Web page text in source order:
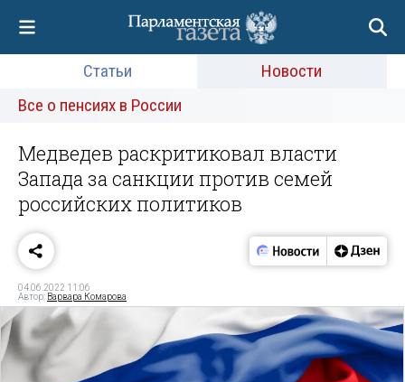
Статьи
Новости
Все о пенсиях в России
Медведев раскритиковал власти
Запада за санкции против семей
российских политиков
04.06.2022 11:06
Автор: Варвара Комарова